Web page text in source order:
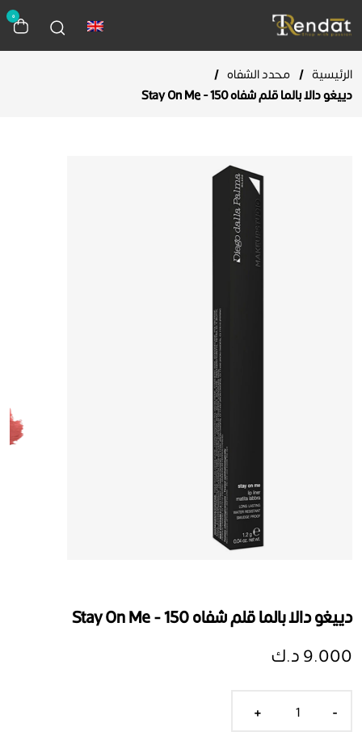
0
الرئيسية / محدد الشفاه /
دييغو دالا بالما قلم شفاه Stay On Me - 150
دييغو دالا بالما قلم شفاه Stay On Me - 150
9.000 د.ك
-
+